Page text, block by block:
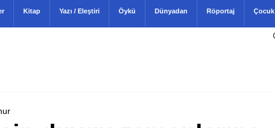
Kitap Yazı / Eleştiri Öykü Dünyadan Röportaj Çocuk